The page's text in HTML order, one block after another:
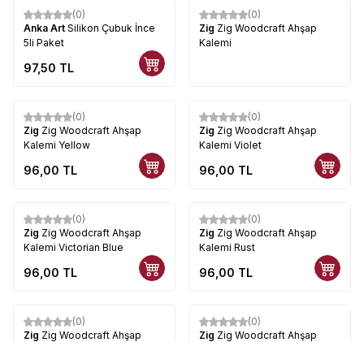
(0)
Anka Art Silikon Çubuk İnce
5li Paket
97,50 TL
(0)
Zig Zig Woodcraft Ahşap
Kalemi
(0)
Zig Zig Woodcraft Ahşap
Kalemi Yellow
96,00 TL
(0)
Zig Zig Woodcraft Ahşap
Kalemi Violet
96,00 TL
(0)
Zig Zig Woodcraft Ahşap
Kalemi Victorian Blue
96,00 TL
(0)
Zig Zig Woodcraft Ahşap
Kalemi Rust
96,00 TL
(0)
Zig Zig Woodcraft Ahşap
(0)
Zig Zig Woodcraft Ahşap